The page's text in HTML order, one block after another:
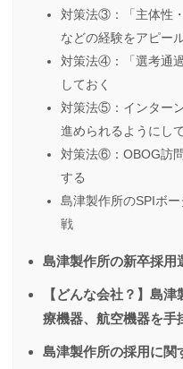
対策法③：「主体性
などの経験をアピー
対策法④：「選考通
しておく
対策法⑤：インター
進められるようにし
対策法⑥：OBOG訪
する
島津製作所のSPIボ
戦
島津製作所の新卒採用
【どんな会社？】島
療機器、航空機器を手
島津製作所の採用に関